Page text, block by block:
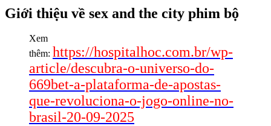
Giới thiệu về sex and the city phim bộ
Xem
thêm: https://hospitalhoc.com.br/wp-
article/descubra-o-universo-do-
669bet-a-plataforma-de-apostas-
que-revoluciona-o-jogo-online-no-
brasil-20-09-2025